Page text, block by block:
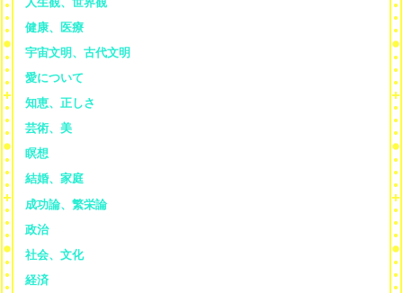
健康、医療
宇宙文明、古代文明
愛について
知恵、正しさ
芸術、美
瞑想
結婚、家庭
成功論、繁栄論
政治
社会、文化
経済